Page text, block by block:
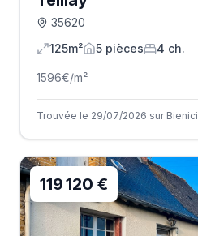
35620
125m²
5 pièces 4 ch.
1596€/m²
Trouvée le 29/07/2026 sur Bienici
119 120 €